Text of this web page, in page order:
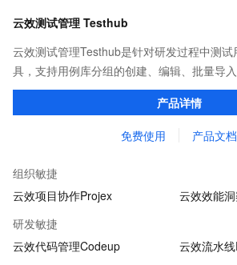
云效测试管理 Testhub
云效测试管理Testhub是针对研发过程中测
具，支持用例库分组的创建、编辑、批量导
目管理中测试用例重复撰写、用例信息共享
产品详情
免费使用 产品文档
组织敏捷
云效项目协作Projex
云效效能
研发敏捷
云效代码管理Codeup
云效流水